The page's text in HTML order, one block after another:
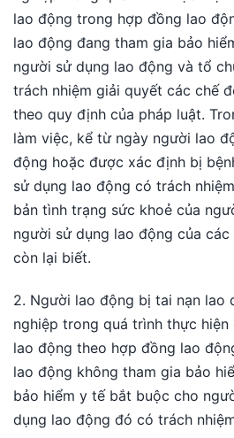
lao động trong hợp đồng lao
lao động đang tham gia bảo
người sử dụng lao động và tổ
trách nhiệm giải quyết các chế
theo quy định của pháp luật.
làm việc, kể từ ngày người lao
động hoặc được xác định bị
sử dụng lao động có trách
bản tình trạng sức khoẻ của
người sử dụng lao động của
còn lại biết.
2. Người lao động bị tai nạn lao
nghiệp trong quá trình thực hiện
lao động theo hợp đồng lao
lao động không tham gia bảo
bảo hiểm y tế bắt buộc cho
dụng lao động đó có trách